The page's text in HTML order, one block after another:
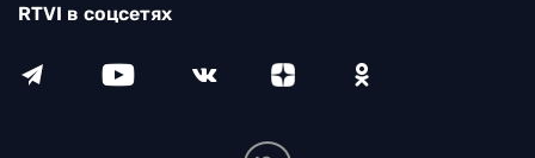
RTVI в соцсетях